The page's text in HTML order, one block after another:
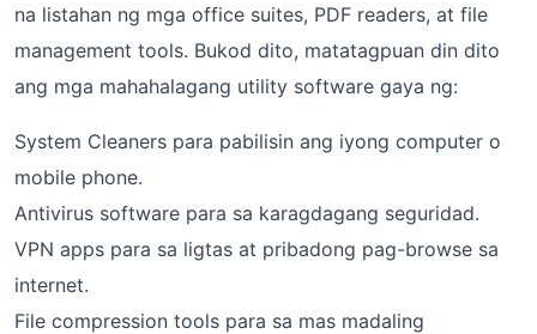
na listahan ng mga office suites, PDF readers, at file
management tools. Bukod dito, matatagpuan din dito
ang mga mahahalagang utility software gaya ng:
System Cleaners para pabilisin ang iyong computer o
mobile phone.
Antivirus software para sa karagdagang seguridad.
VPN apps para sa ligtas at pribadong pag-browse sa
internet.
File compression tools para sa mas madaling